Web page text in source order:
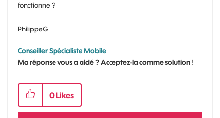
fonctionne ?
PhilippeG
Conseiller Spécialiste Mobile
Ma réponse vous a aidé ? Acceptez-la comme solution !
0 Likes